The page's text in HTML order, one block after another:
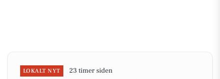
LOKALT NYT 23 timer siden